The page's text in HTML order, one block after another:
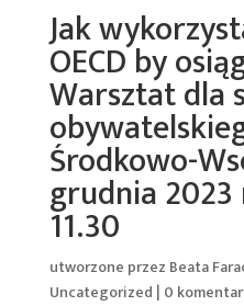
Jak
OECD by
Warsztat dla
Środkowo-
grudnia 2023
11.30
utworzone przez Beata
Uncategorized | 0